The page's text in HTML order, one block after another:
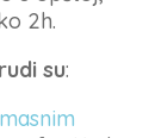
2h.
su: